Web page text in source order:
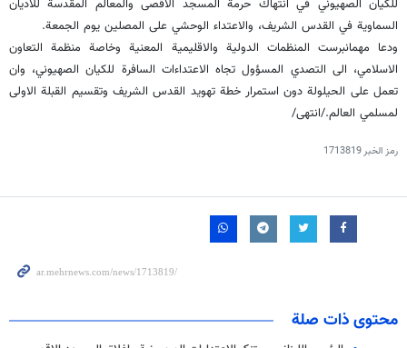
للكيان الصهيوني في انتهاك حرمة المسجد الاقصى والمعالم المقدسة للأديان
السماوية في القدس الشريف، والاعتداء الوحشي على المصلين يوم الجمعة.
ودعا مهمانبرست المنظمات الدولية والاقليمية المعنية وخاصة منظمة التعاون
الاسلامي، الى التصدي المسؤول تجاه الاعتداءات السافرة للكيان الصهيوني، وان
تعمل على الحيلولة دون استمرار خطة تهويد القدس الشريف وتقسيم القبلة الاولى
لمسلمي العالم./انتهى/
رمز الخبر1713819
محتوى ذات صلة